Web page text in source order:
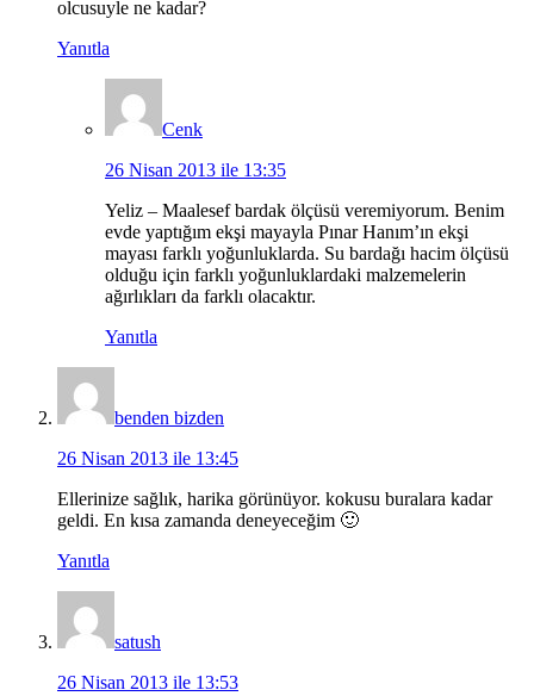
olcusuyle ne kadar?
Yanıtla
Cenk
26 Nisan 2013 ile 13:35
Yeliz – Maalesef bardak ölçüsü veremiyorum. Benim
evde yaptığım ekşi mayayla Pınar Hanım’ın ekşi
mayası farklı yoğunluklarda. Su bardağı hacim ölçüsü
olduğu için farklı yoğunluklardaki malzemelerin
ağırlıkları da farklı olacaktır.
Yanıtla
benden bizden
26 Nisan 2013 ile 13:45
Ellerinize sağlık, harika görünüyor. kokusu buralara kadar
geldi. En kısa zamanda deneyeceğim 🙂
Yanıtla
satush
26 Nisan 2013 ile 13:53